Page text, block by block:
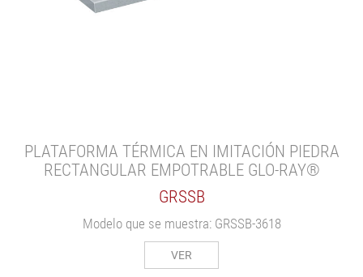
PLATAFORMA TÉRMICA EN IMITACIÓN PIEDRA
RECTANGULAR EMPOTRABLE GLO-RAY®
GRSSB
Modelo que se muestra: GRSSB-3618
VER